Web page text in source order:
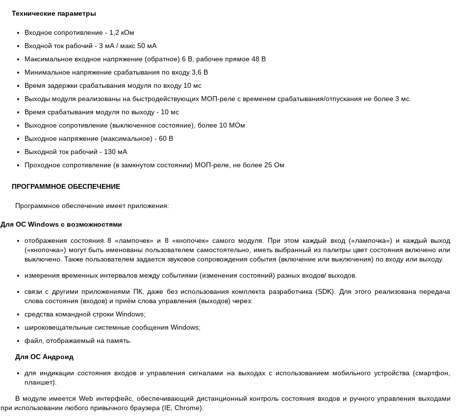
Технические параметры
Входное сопротивление - 1,2 кОм
Входной ток рабочий - 3 мА / макс 50 мА
Максимальное входное напряжение (обратное) 6 B, рабочее прямое 48 В
Минимальное напряжение срабатывания по входу 3,6 B
Время задержки срабатывания модуля по входу 10 мс
Выходы модуля реализованы на быстродействующих МОП-реле с временем срабатывания/отпускания не более 3 мс.
Время срабатывания модуля по выходу - 10 мс
Выходное сопротивление (выключенное состояние), более 10 МОм
Выходное напряжение (максимальное) - 60 В
Выходной ток рабочий - 130 мА
Проходное сопротивление (в замкнутом состоянии) МОП-реле, не более 25 Ом
ПРОГРАММНОЕ ОБЕСПЕЧЕНИЕ
Программное обеспечение имеет приложения:
Для ОС Windows с возможностями
отображения состояния 8 «лампочек» и 8 «кнопочек» самого модуля. При этом каждый вход («лампочка») и каждый выход
(«кнопочка») могут быть именованы пользователем самостоятельно, иметь выбранный из палитры цвет состояния включено или
выключено. Также пользователем задается звуковое сопровождения события (включение или выключения) по входу или выходу.
измерения временных интервалов между событиями (изменения состояний) разных входов/ выходов.
связи с другими приложениями ПК, даже без использования комплекта разработчика (SDK). Для этого реализована передача
слова состояния (входов) и приём слова управления (выходов) через:
средства командной строки Windows;
широковещательные системные сообщения Windows;
файл, отображаемый на память.
Для ОС Андроид
для индикации состояния входов и управления сигналами на выходах с использованием мобильного устройства (смартфон,
планшет).
В модуле имеется Web интерфейс, обеспечивающий дистанционный контроль состояния входов и ручного управления выходами
при использовании любого привычного браузера (IE, Chrome).